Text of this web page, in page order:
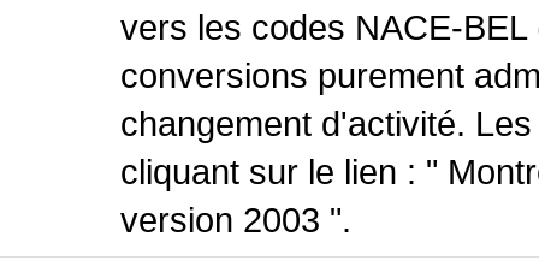
vers les codes NACE-
conversions purement
changement d'activité.
cliquant sur le lien : "
version 2003 ".